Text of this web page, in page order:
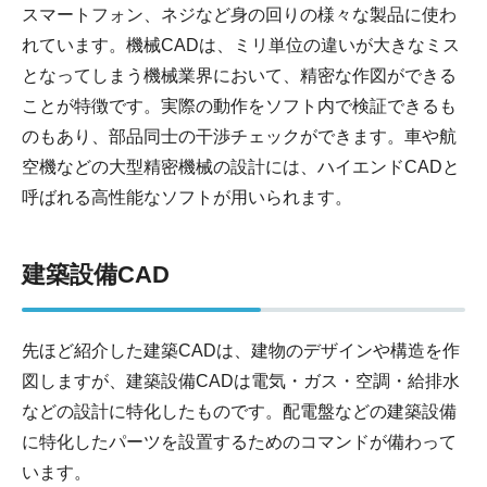
スマートフォン、ネジなど身の回りの様々な製品に使わ
れています。機械CADは、ミリ単位の違いが大きなミス
となってしまう機械業界において、精密な作図ができる
ことが特徴です。実際の動作をソフト内で検証できるも
のもあり、部品同士の干渉チェックができます。車や航
空機などの大型精密機械の設計には、ハイエンドCADと
呼ばれる高性能なソフトが用いられます。
建築設備CAD
先ほど紹介した建築CADは、建物のデザインや構造を作
図しますが、建築設備CADは電気・ガス・空調・給排水
などの設計に特化したものです。配電盤などの建築設備
に特化したパーツを設置するためのコマンドが備わって
います。